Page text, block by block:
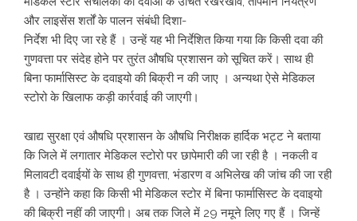
और लाइसेंस शर्तों के पालन संबंधी दिशा-
निर्देश भी दिए जा रहे हैं । उन्हें यह भी निर्देशित किया गया कि किसी दवा की
गुणवत्ता पर संदेह होने पर तुरंत औषधि प्रशासन को सूचित करें। साथ ही
बिना फार्मासिस्ट के दवाइयो की बिक्री न की जाए । अन्यथा ऐसे मेडिकल
स्टोरो के खिलाफ कड़ी कार्रवाई की जाएगी।
खाद्य सुरक्षा एवं औषधि प्रशासन के औषधि निरीक्षक हार्दिक भट्ट ने बताया
कि जिले में लगातार मेडिकल स्टोरो पर छापेमारी की जा रही है । नकली व
मिलावटी दवाईयों के साथ ही गुणवत्ता, भंडारण व अभिलेख की जांच की जा रही
है । उन्होंने कहा कि किसी भी मेडिकल स्टोर में बिना फार्मासिस्ट के दवाइयो
की बिक्री नहीं की जाएगी। अब तक जिले में 29 नमूने लिए गए हैं । जिन्हें